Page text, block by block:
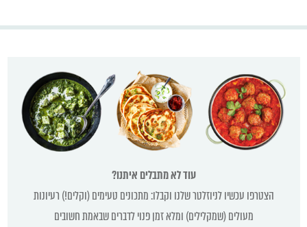
עוד לא מתבלים איתנו?
הצטרפו עכשיו לניוזלטר שלנו וקבלו: מתכונים טעימים (וקלים!) רעיונות
מעולים (שמקלילים) ומלא זמן פנוי לדברים שבאמת חשובים